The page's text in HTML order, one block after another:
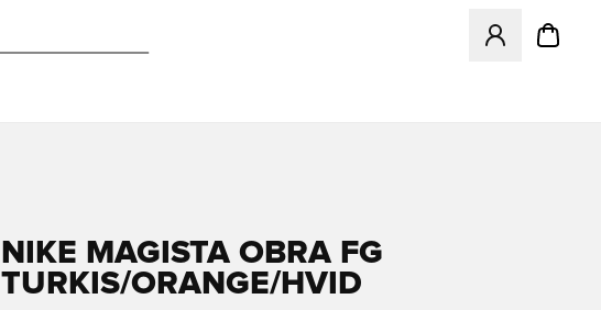
Åbner en
NIKE MAGISTA OBRA FG
TURKIS/ORANGE/HVID